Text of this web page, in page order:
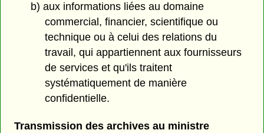
b) aux informations liées au domaine
commercial, financier, scientifique ou
technique ou à celui des relations du
travail, qui appartiennent aux fournisseurs
de services et qu'ils traitent
systématiquement de manière
confidentielle.
Transmission des archives au ministre